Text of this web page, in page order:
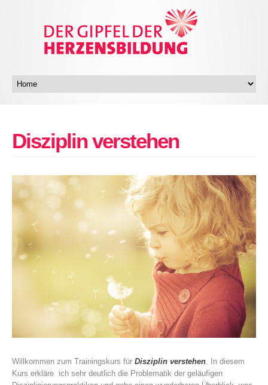
Disziplin verstehen
Willkommen zum Trainingskurs für Disziplin verstehen. In diesem
Kurs erkläre ich sehr deutlich die Problematik der geläufigen